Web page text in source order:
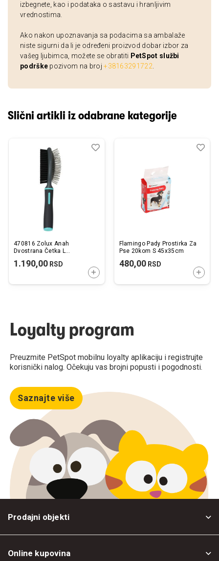
izbegnete, kao i podataka o sastavu i hranljivim
vrednostima.
Ako nakon upoznavanja sa podacima sa ambalaže
niste sigurni da li je određeni proizvod dobar izbor za
vašeg ljubimca, možete se obratiti PetSpot službi
podrške pozivom na broj+38163291722
Slični artikli iz odabrane kategorije
470816 Zolux Anah
Dvostrana Četka L
1.190,00 RSD
DODAJTE U KORPU
Dodaj
Uporedi
Flamingo Pady Prostirka Za
Pse 20kom S 45x35cm
480,00RSD
Loyalty program
Preuzmite PetSpot mobilnu loyalty aplikaciju i registrujte
korisnički nalog. Očekuju vas brojni popusti i pogodnosti.
Saznajte više
Prodajni objekti
Online kupovina